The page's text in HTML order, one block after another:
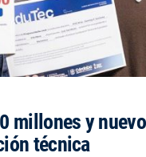
millones y
técnica